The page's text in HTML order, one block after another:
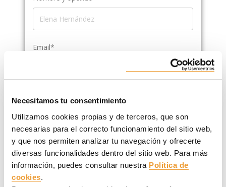
Necesitamos tu consentimiento
Utilizamos cookies propias y de terceros, que son
necesarias para el correcto funcionamiento del sitio web,
y que nos permiten analizar tu navegación y ofrecerte
diversas funcionalidades dentro del sitio web. Para más
información, puedes consultar nuestra Política de
cookies.
Email*
País*
Puesto*